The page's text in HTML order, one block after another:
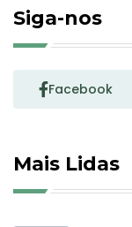
Siga-nos
Facebook
Mais Lidas